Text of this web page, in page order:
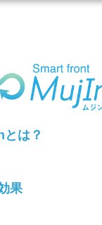
とは？
果